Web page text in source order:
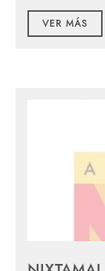
VER MÁS